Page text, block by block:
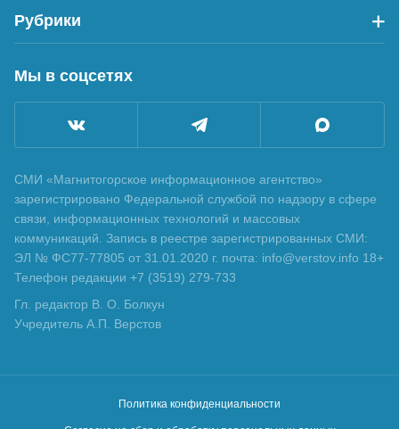
Рубрики
Мы в соцсетях
СМИ «Магнитогорское информационное агентство»
зарегистрировано Федеральной службой по надзору в сфере
связи, информационных технологий и массовых
коммуникаций. Запись в реестре зарегистрированных СМИ:
ЭЛ № ФС77-77805 от 31.01.2020 г. почта: info@verstov.info 18+
Телефон редакции +7 (3519) 279-733
Гл. редактор В. О. Болкун
Учредитель А.П. Верстов
Политика конфиденциальности